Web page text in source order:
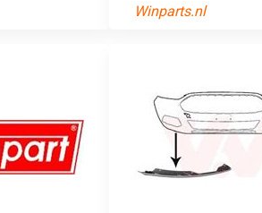
Winparts.nl